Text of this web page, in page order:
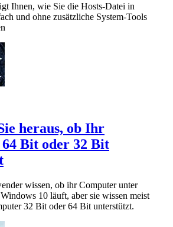
Ihnen, wie Sie die Hosts-Datei in
und ohne zusätzliche System-Tools
heraus, ob Ihr
Bit oder 32 Bit
wissen, ob ihr Computer unter
10 läuft, aber sie wissen meist
32 Bit oder 64 Bit unterstützt.